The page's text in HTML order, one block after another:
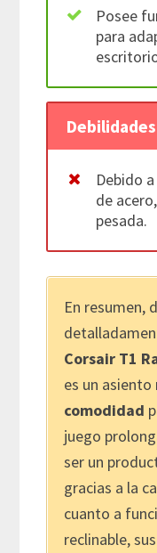
Posee
para
Debilidades
Debido
de
pesada.
En resumen,
Corsair T1
es un
comodidad
juego
ser un
gracias a la
cuanto a
reclinable,